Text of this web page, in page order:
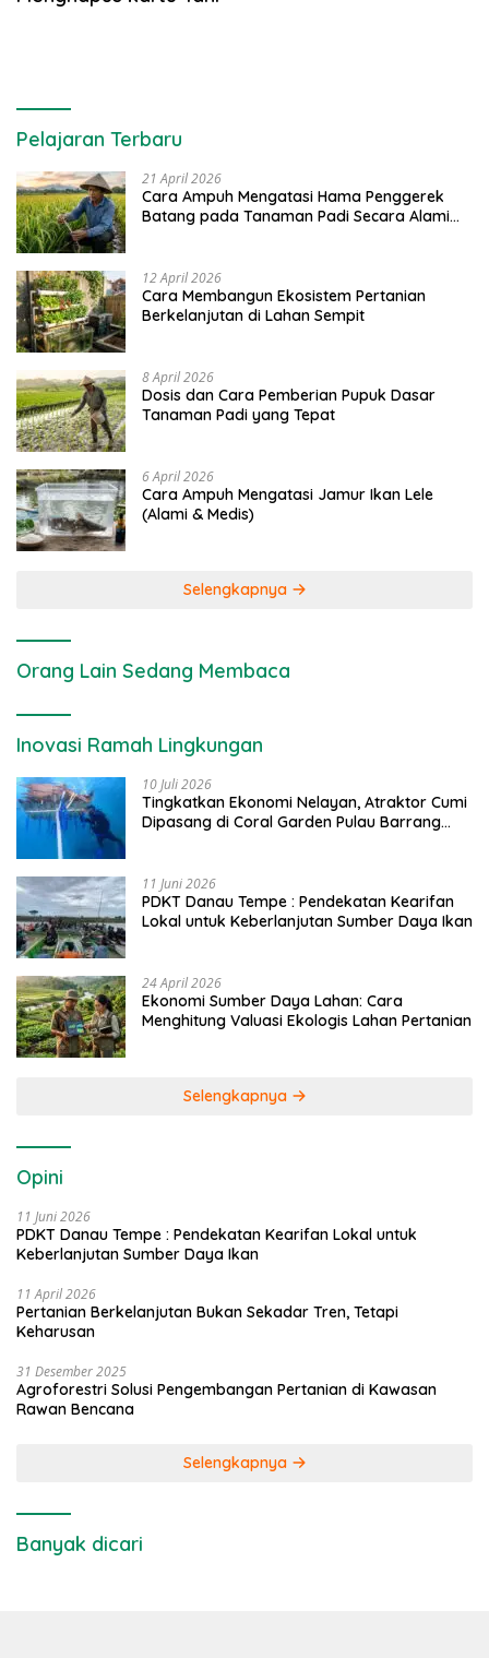
Pelajaran Terbaru
21 April 2026
Cara Ampuh Mengatasi Hama Penggerek
Batang pada Tanaman Padi Secara Alami
12 April 2026
Cara Membangun Ekosistem Pertanian
Berkelanjutan di Lahan Sempit
8 April 2026
Dosis dan Cara Pemberian Pupuk Dasar
Tanaman Padi yang Tepat
6 April 2026
Cara Ampuh Mengatasi Jamur Ikan Lele
(Alami & Medis)
Selengkapnya
Orang Lain Sedang Membaca
Inovasi Ramah Lingkungan
10 Juli 2026
Tingkatkan Ekonomi Nelayan, Atraktor Cumi
Dipasang di Coral Garden Pulau Barrang
11 Juni 2026
PDKT Danau Tempe : Pendekatan Kearifan
Lokal untuk Keberlanjutan Sumber Daya Ikan
24 April 2026
Ekonomi Sumber Daya Lahan: Cara
Menghitung Valuasi Ekologis Lahan Pertanian
Selengkapnya
Opini
11 Juni 2026
PDKT Danau Tempe : Pendekatan Kearifan Lokal untuk
Keberlanjutan Sumber Daya Ikan
11 April 2026
Pertanian Berkelanjutan Bukan Sekadar Tren, Tetapi
Keharusan
31 Desember 2025
Agroforestri Solusi Pengembangan Pertanian di Kawasan
Rawan Bencana
Selengkapnya
Banyak dicari